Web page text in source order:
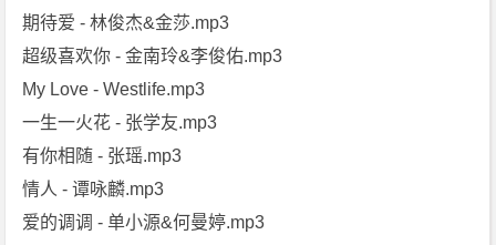
期待爱 - 林俊杰&金莎.mp3
超级喜欢你 - 金南玲&李俊佑.mp3
My Love - Westlife.mp3
一生一火花 - 张学友.mp3
有你相随 - 张瑶.mp3
情人 - 谭咏麟.mp3
爱的调调 - 单小源&何曼婷.mp3